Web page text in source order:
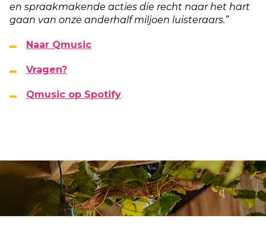
en spraakmakende acties die recht naar het hart
gaan van onze anderhalf miljoen luisteraars.”
Naar Qmusic
Vragen?
Qmusic op Spotify